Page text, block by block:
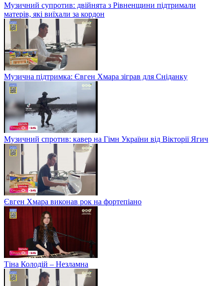
Музичний супротив: двійнята з Рівненщини підтримали
матерів, які виїхали за кордон
Музична підтримка: Євген Хмара зіграв для Сніданку
Музичний спротив: кавер на Гімн України від Вікторії Ягич
Євген Хмара виконав рок на фортепіано
Тіна Колодій – Незламна